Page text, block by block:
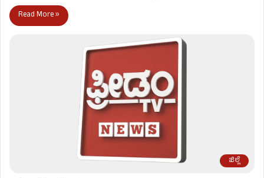
Read More »
ಜಿಲ್ಲೆ